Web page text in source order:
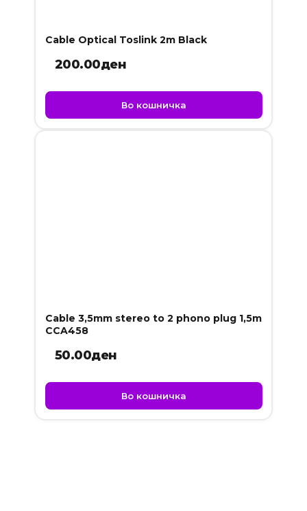
Cable Optical Toslink 2m Black
200.00ден
Во кошничка
Cable 3,5mm stereo to 2 phono plug 1,5m
CCA458
50.00ден
Во кошничка